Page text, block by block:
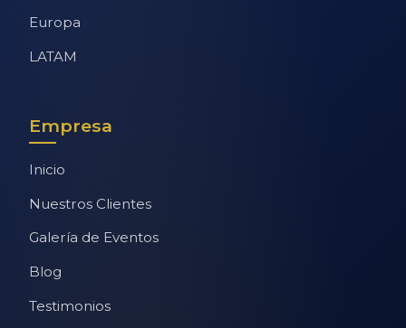
Europa
LATAM
Empresa
Inicio
Nuestros Clientes
Galería de Eventos
Blog
Testimonios